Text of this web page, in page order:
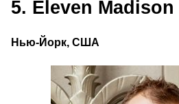
5. Eleven Madison
Нью-Йорк, США